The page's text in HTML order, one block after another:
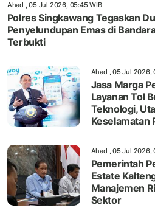
Ahad , 05 Jul 2026, 05:45 WIB
Polres Singkawang Tegaskan
Penyelundupan Emas di
Terbukti
Ahad , 05 Jul 2026,
Jasa Marga
Layanan Tol
Teknologi,
Keselamatan
Ahad , 05 Jul 2026,
Pemerintah
Estate
Manajemen
Sektor